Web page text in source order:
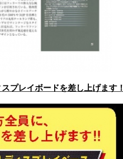
プレイボードを差し上げます！